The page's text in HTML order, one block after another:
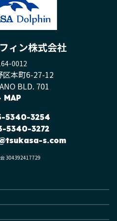
ィン株式会社
0012
区本町6-27-12
BLD. 701
MAP
5340-3254
5340-3272
s.com
304392417729